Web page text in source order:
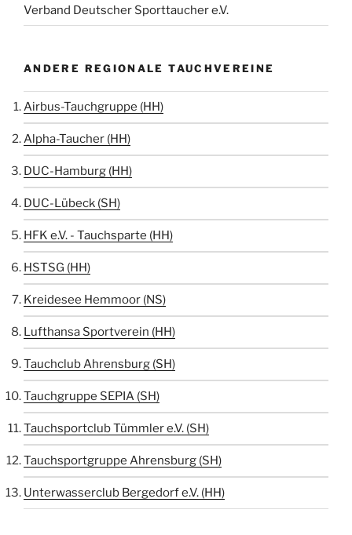
Verband Deutscher Sporttaucher e.V.
ANDERE REGIONALE TAUCHVEREINE
Airbus-Tauchgruppe (HH)
Alpha-Taucher (HH)
DUC-Hamburg (HH)
DUC-Lübeck (SH)
HFK e.V. - Tauchsparte (HH)
HSTSG (HH)
Kreidesee Hemmoor (NS)
Lufthansa Sportverein (HH)
Tauchclub Ahrensburg (SH)
Tauchgruppe SEPIA (SH)
Tauchsportclub Tümmler e.V. (SH)
Tauchsportgruppe Ahrensburg (SH)
Unterwasserclub Bergedorf e.V. (HH)